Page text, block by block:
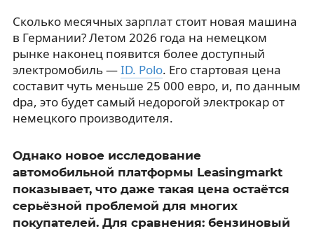
Сколько месячных зарплат стоит новая машина
в Германии? Летом 2026 года на немецком
рынке наконец появится более доступный
электромобиль —ID. Polo. Его стартовая цена
составит чуть меньше 25 000 евро, и, по данным
dpa, это будет самый недорогой электрокар от
немецкого производителя.
Однако новое исследование
автомобильной платформы Leasingmarkt
показывает, что даже такая цена остаётся
серьёзной проблемой для многих
покупателей. Для сравнения: бензиновый